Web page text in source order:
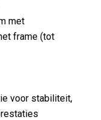
met
frame (tot
voor stabiliteit,